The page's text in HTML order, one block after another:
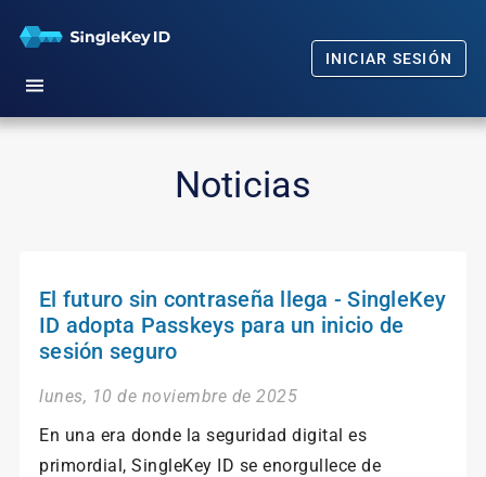
INICIAR SESIÓN
Preguntas frecuentes
Noticias
Noticias
El futuro sin contraseña llega - SingleKey
ID adopta Passkeys para un inicio de
sesión seguro
lunes, 10 de noviembre de 2025
En una era donde la seguridad digital es
primordial, SingleKey ID se enorgullece de